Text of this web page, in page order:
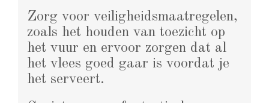
Zorg voor veiligheidsmaatregelen,
zoals het houden van toezicht op
het vuur en ervoor zorgen dat al
het vlees goed gaar is voordat je
het serveert.